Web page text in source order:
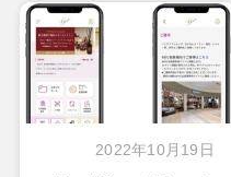
2022年10月19日